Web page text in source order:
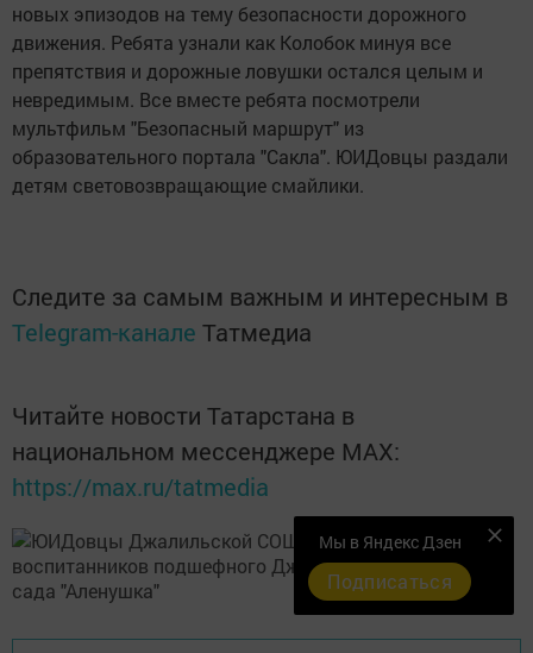
новых эпизодов на тему безопасности дорожного
движения. Ребята узнали как Колобок минуя все
препятствия и дорожные ловушки остался целым и
невредимым. Все вместе ребята посмотрели
мультфильм "Безопасный маршрут" из
образовательного портала "Сакла". ЮИДовцы раздали
детям световозвращающие смайлики.
Следите за самым важным и интересным в
Telegram-канале Татмедиа
Читайте новости Татарстана в
национальном мессенджере MАХ:
https://max.ru/tatmedia
Мы в Яндекс Дзен
Подписаться